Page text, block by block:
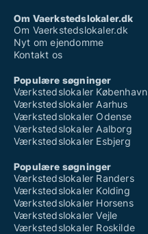
Om Vaerkstedslokaler.dk
Om Vaerkstedslokaler.dk
Nyt om ejendomme
Kontakt os
Populære søgninger
Værkstedslokaler København
Værkstedslokaler Aarhus
Værkstedslokaler Odense
Værkstedslokaler Aalborg
Værkstedslokaler Esbjerg
Populære søgninger
Værkstedslokaler Randers
Værkstedslokaler Kolding
Værkstedslokaler Horsens
Værkstedslokaler Vejle
Værkstedslokaler Roskilde